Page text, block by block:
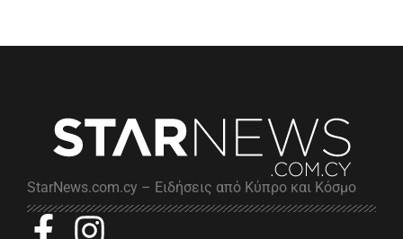
StarNews.com.cy – Ειδήσεις από Κύπρο και Κόσμο